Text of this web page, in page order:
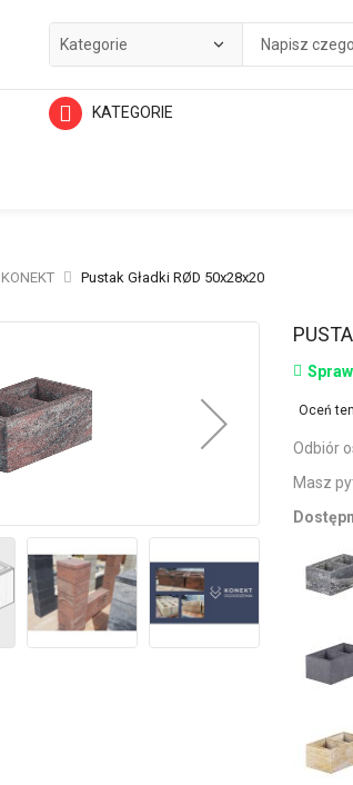
KATEGORIE
KONEKT Pustak Gładki RØD 50x28x20
Przejdź
początek
Oceń
Odbiór
Masz